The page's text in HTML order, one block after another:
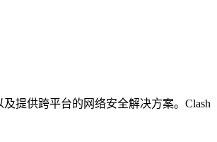
提供跨平台的网络安全解决方案。Clash